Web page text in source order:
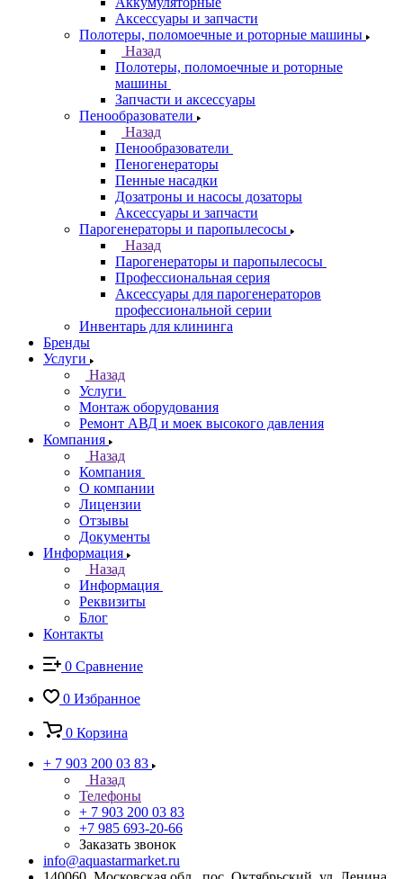
Аксессуары и запчасти
Полотеры, поломоечные и роторные машины
Назад
Полотеры, поломоечные и роторные
машины
Запчасти и аксессуары
Пенообразователи
Назад
Пенообразователи
Пеногенераторы
Пенные насадки
Дозатроны и насосы дозаторы
Аксессуары и запчасти
Парогенераторы и паропылесосы
Назад
Парогенераторы и паропылесосы
Профессиональная серия
Аксессуары для парогенераторов
профессиональной серии
Инвентарь для клининга
Бренды
Услуги
Назад
Услуги
Монтаж оборудования
Ремонт АВД и моек высокого давления
Компания
Назад
Компания
О компании
Лицензии
Отзывы
Документы
Информация
Назад
Информация
Реквизиты
Блог
Контакты
0 Сравнение
0 Избранное
0 Корзина
+ 7 903 200 03 83
Назад
Телефоны
+ 7 903 200 03 83
+7 985 693-20-66
Заказать звонок
info@aquastarmarket.ru